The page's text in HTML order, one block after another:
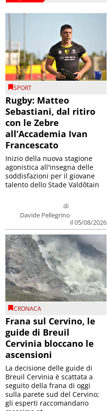
SPORT
Rugby: Matteo
Sebastiani, dal ritiro
con le Zebre
all’Accademia Ivan
Francescato
di
Davide Pellegrino
il 05/08/2026
Inizio della nuova stagione
agonistica all'insegna delle
soddisfazioni per il giovane
talento dello Stade Valdôtain
CRONACA
Frana sul Cervino, le
guide di Breuil
Cervinia bloccano le
ascensioni
La decisione delle guide di
Breuil Cervinia è scattata a
seguito della frana di oggi
sulla parete sud del Cervino;
gli esperti raccomandano